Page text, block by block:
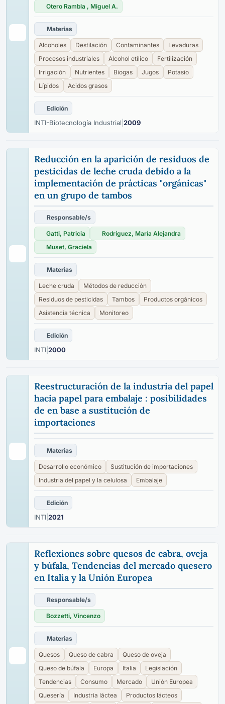
Otero Rambla , Miguel A.
Materias
Alcoholes Destilación Contaminantes
Levaduras
Procesos industriales
Alcohol etílico
Fertilización
Irrigación
Nutrientes Biogas Jugos
Potasio
Lípidos
Acidos grasos
Edición
INTI-Biotecnología Industrial 2009
Reducción en la aparición de residuos de
pesticidas de leche cruda debido a la
implementación de prácticas "orgánicas"
en un grupo de tambos
Responsable/s
Gatti, Patricia
Rodríguez, María Alejandra
Muset, Graciela
Materias
Leche cruda
Métodos de reducción
Residuos de pesticidas
Tambos
Productos orgánicos
Asistencia técnica
Monitoreo
Edición
INTI 2000
Reestructuración de la industria del papel
hacia papel para embalaje : posibilidades
de en base a sustitución de
importaciones
Materias
Desarrollo económico
Sustitución de importaciones
Industria del papel y la celulosa
Embalaje
Edición
INTI 2021
Reflexiones sobre quesos de cabra, oveja
y búfala, Tendencias del mercado quesero
en Italia y la Unión Europea
Responsable/s
Bozzetti, Vincenzo
Materias
Quesos Queso de cabra
Queso de oveja
Queso de búfala
Europa Italia
Legislación
Tendencias
Consumo Mercado
Unión Europea
Quesería
Industria láctea
Productos lácteos